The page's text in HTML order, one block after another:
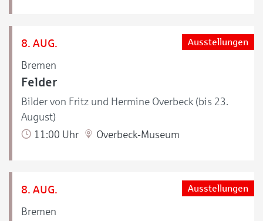
8. AUG.
Bremen
Ausstellungen
Felder
Bilder von Fritz und Hermine Overbeck (bis 23.
August)
11:00 Uhr
Overbeck-Museum
8. AUG.
Bremen
Ausstellungen